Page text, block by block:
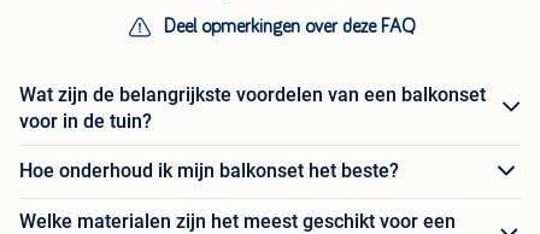
Deel opmerkingen over deze FAQ
Wat zijn de belangrijkste voordelen van een balkonset
voor in de tuin?
Hoe onderhoud ik mijn balkonset het beste?
Welke materialen zijn het meest geschikt voor een